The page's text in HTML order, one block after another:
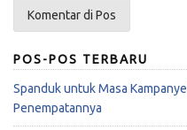
POS-POS TERBARU
Spanduk untuk Masa
Penempatannya